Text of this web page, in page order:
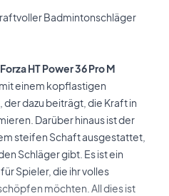
Badmintonschläger
HT Power 36 Pro M
mit einem kopflastigen
dazu beiträgt, die Kraft in
Darüber hinaus ist der
steifen Schaft ausgestattet,
Schläger gibt. Es ist ein
Spieler, die ihr volles
möchten. All dies ist